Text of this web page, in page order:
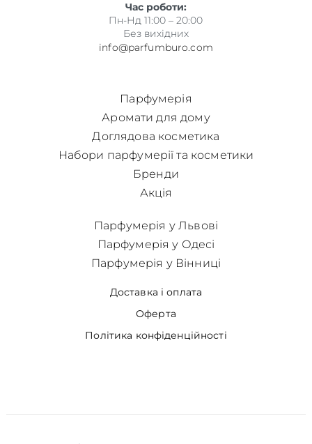
Час роботи:
Пн-Нд 11:00 – 20:00
Без вихідних
info@parfumburo.com
Парфумерія
Аромати для дому
Доглядова косметика
Набори парфумерії та косметики
Бренди
Акція
Доставка і оплата
Оферта
Політика конфіденційності
Парфумерія у Львові
Парфумерія у Одесі
Парфумерія у Вінниці